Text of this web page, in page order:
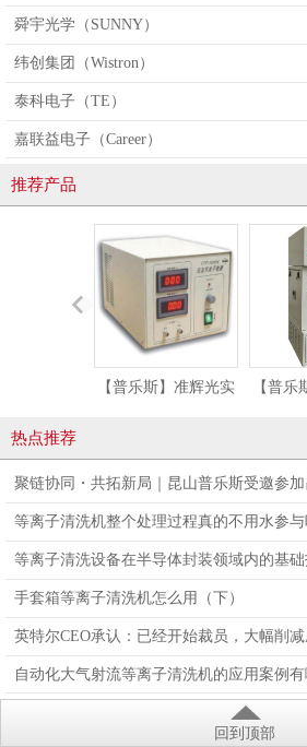
舜宇光学（SUNNY）
纬创集团（Wistron）
泰科电子（TE）
嘉联益电子（Career）
推荐产品
【普乐斯】准辉光实 【普乐
热点推荐
聚链协同・共拓新局｜昆山普乐斯受邀参
接会，亮相国际橡塑展
等离子清洗机整个处理过程真的不用水参与
等离子清洗设备在半导体封装领域内的基
手套箱等离子清洗机怎么用（下）
英特尔CEO承认：已经开始裁员，大幅削
量会大降吗？
自动化大气射流等离子清洗机的应用案例有
回到顶部